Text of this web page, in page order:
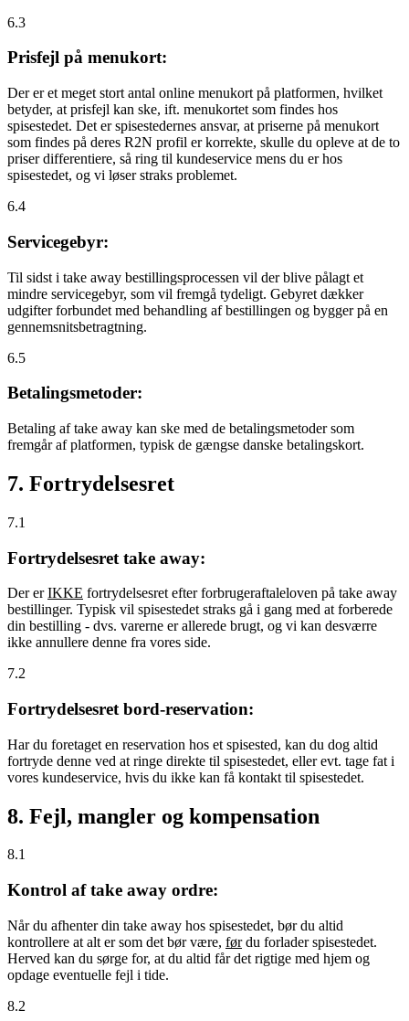
6.3
Prisfejl på menukort:
Der er et meget stort antal online menukort på platformen, hvilket
betyder, at prisfejl kan ske, ift. menukortet som findes hos
spisestedet. Det er spisestedernes ansvar, at priserne på menukort
som findes på deres R2N profil er korrekte, skulle du opleve at de to
priser differentiere, så ring til kundeservice mens du er hos
spisestedet, og vi løser straks problemet.
6.4
Servicegebyr:
Til sidst i take away bestillingsprocessen vil der blive pålagt et
mindre servicegebyr, som vil fremgå tydeligt. Gebyret dækker
udgifter forbundet med behandling af bestillingen og bygger på en
gennemsnitsbetragtning.
6.5
Betalingsmetoder:
Betaling af take away kan ske med de betalingsmetoder som
fremgår af platformen, typisk de gængse danske betalingskort.
7. Fortrydelsesret
7.1
Fortrydelsesret take away:
Der erIKKE fortrydelsesret efter forbrugeraftaleloven på take away
bestillinger. Typisk vil spisestedet straks gå i gang med at forberede
din bestilling - dvs. varerne er allerede brugt, og vi kan desværre
ikke annullere denne fra vores side.
7.2
Fortrydelsesret bord-reservation:
Har du foretaget en reservation hos et spisested, kan du dog altid
fortryde denne ved at ringe direkte til spisestedet, eller evt. tage fat i
vores kundeservice, hvis du ikke kan få kontakt til spisestedet.
8. Fejl, mangler og kompensation
8.1
Kontrol af take away ordre:
Når du afhenter din take away hos spisestedet, bør du altid
kontrollere at alt er som det bør være, førdu forlader spisestedet.
Herved kan du sørge for, at du altid får det rigtige med hjem og
opdage eventuelle fejl i tide.
8.2